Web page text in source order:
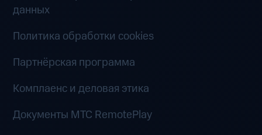
данных
Политика обработки cookies
Партнёрская программа
Комплаенс и деловая этика
Документы MTC RemotePlay